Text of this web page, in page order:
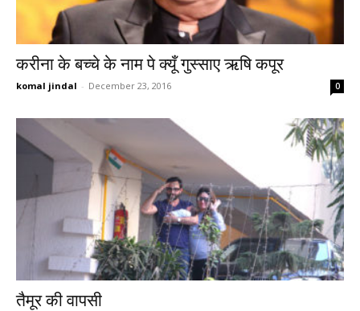
करीना के बच्चे के नाम पे क्यूँ गुस्साए ऋषि कपूर
komal jindal - December 23, 2016 0
तैमूर की वापसी